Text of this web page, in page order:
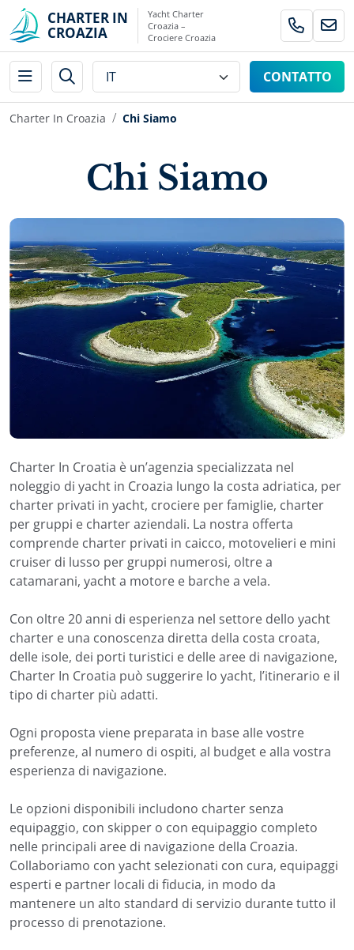
CHARTER IN
CROAZIA
Yacht Charter
Croazia –
Crociere Croazia
CONTATTO
Charter In Croazia Chi Siamo
Chi Siamo
Charter In Croatia è un’agenzia specializzata nel
noleggio di yacht in Croazia lungo la costa adriatica, per
charter privati in yacht, crociere per famiglie, charter
per gruppi e charter aziendali. La nostra offerta
comprende charter privati in caicco, motovelieri e mini
cruiser di lusso per gruppi numerosi, oltre a
catamarani, yacht a motore e barche a vela.
Con oltre 20 anni di esperienza nel settore dello yacht
charter e una conoscenza diretta della costa croata,
delle isole, dei porti turistici e delle aree di navigazione,
Charter In Croatia può suggerire lo yacht, l’itinerario e il
tipo di charter più adatti.
Ogni proposta viene preparata in base alle vostre
preferenze, al numero di ospiti, al budget e alla vostra
esperienza di navigazione.
Le opzioni disponibili includono charter senza
equipaggio, con skipper o con equipaggio completo
nelle principali aree di navigazione della Croazia.
Collaboriamo con yacht selezionati con cura, equipaggi
esperti e partner locali di fiducia, in modo da
mantenere un alto standard di servizio durante tutto il
processo di prenotazione.